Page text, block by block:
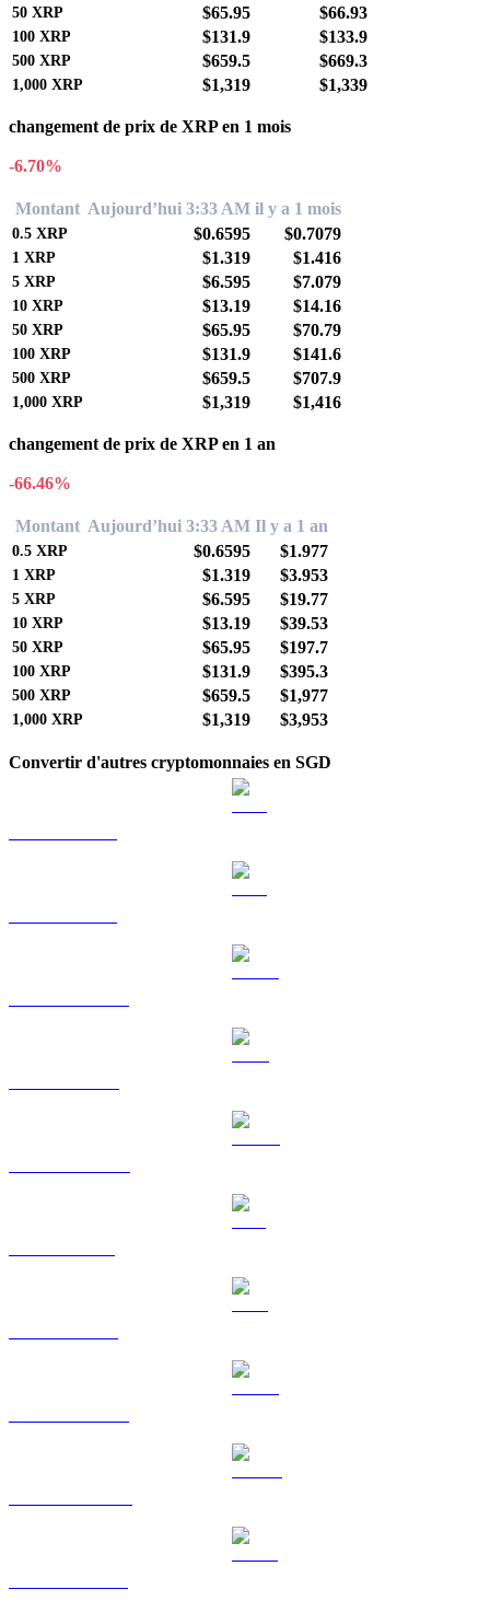
50 XRP $65.95 $66.93
100 XRP $131.9 $133.9
500 XRP $659.5 $669.3
1,000 XRP $1,319 $1,339
changement de prix de XRP en 1 mois
-6.70%
Montant Aujourd’hui 3:33 AM il y a 1 mois
0.5 XRP $0.6595 $0.7079
1 XRP $1.319 $1.416
5 XRP $6.595 $7.079
10 XRP $13.19 $14.16
50 XRP $65.95 $70.79
100 XRP $131.9 $141.6
500 XRP $659.5 $707.9
1,000 XRP $1,319 $1,416
changement de prix de XRP en 1 an
-66.46%
Montant Aujourd’hui 3:33 AM Il y a 1 an
0.5 XRP $0.6595 $1.977
1 XRP $1.319 $3.953
5 XRP $6.595 $19.77
10 XRP $13.19 $39.53
50 XRP $65.95 $197.7
100 XRP $131.9 $395.3
500 XRP $659.5 $1,977
1,000 XRP $1,319 $3,953
Convertir d'autres cryptomonnaies en SGD